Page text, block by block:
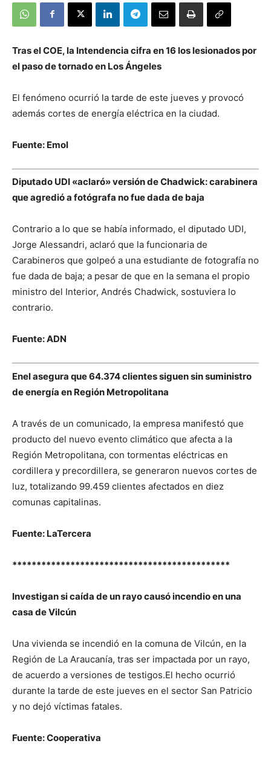
Tras el COE, la Intendencia cifra en 16 los lesionados por
el paso de tornado en Los Ángeles
El fenómeno ocurrió la tarde de este jueves y provocó
además cortes de energía eléctrica en la ciudad.
Fuente: Emol
Diputado UDI «aclaró» versión de Chadwick: carabinera
que agredió a fotógrafa no fue dada de baja
Contrario a lo que se había informado, el diputado UDI,
Jorge Alessandri, aclaró que la funcionaria de
Carabineros que golpeó a una estudiante de fotografía no
fue dada de baja; a pesar de que en la semana el propio
ministro del Interior, Andrés Chadwick, sostuviera lo
contrario.
Fuente: ADN
Enel asegura que 64.374 clientes siguen sin suministro
de energía en Región Metropolitana
A través de un comunicado, la empresa manifestó que
producto del nuevo evento climático que afecta a la
Región Metropolitana, con tormentas eléctricas en
cordillera y precordillera, se generaron nuevos cortes de
luz, totalizando 99.459 clientes afectados en diez
comunas capitalinas.
Fuente: LaTercera
*********************************************
Investigan si caída de un rayo causó incendio en una
casa de Vilcún
Una vivienda se incendió en la comuna de Vilcún, en la
Región de La Araucanía, tras ser impactada por un rayo,
de acuerdo a versiones de testigos.El hecho ocurrió
durante la tarde de este jueves en el sector San Patricio
y no dejó víctimas fatales.
Fuente: Cooperativa